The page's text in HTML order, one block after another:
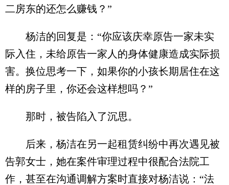
二房东的还怎么赚钱？”
杨洁的回复是：“你应该庆幸原告一家未实
际入住，未给原告一家人的身体健康造成实际损
害。换位思考一下，如果你的小孩长期居住在这
样的房子里，你还会这样想吗？”
那时，被告陷入了沉思。
后来，杨洁在另一起租赁纠纷中再次遇见被
告郭女士，她在案件审理过程中很配合法院工
作，甚至在沟通调解方案时直接对杨洁说：“法